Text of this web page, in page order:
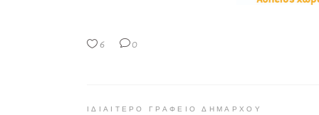
6 0
ΙΔΙΑΊΤΕΡΟ ΓΡΑΦΕΊΟ ΔΗΜΆΡΧΟΥ